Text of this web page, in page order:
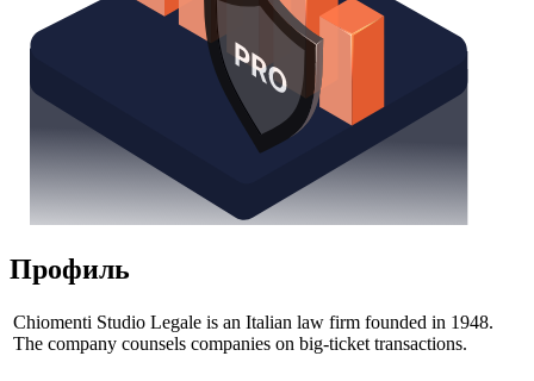
Профиль
Chiomenti Studio Legale is an Italian law firm founded in 1948.
The company counsels companies on big-ticket transactions.